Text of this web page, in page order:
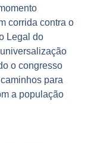
corrida contra o
Legal do
o congresso
para
a população